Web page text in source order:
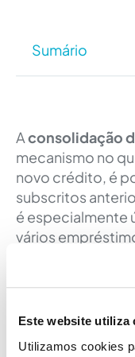
Este website utiliza
Utilizamos cookies
Sumário
Aconsolidação
mecanismo no
novo crédito, é
subscritos
é especialmente
vários
resultante da
créditos podem